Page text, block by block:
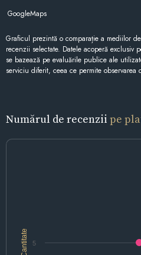
GoogleMaps
Graficul prezintă o comparație a mediilor
recenzii selectate. Datele acoperă exclusiv
se bazează pe evaluările publice ale
serviciu diferit, ceea ce permite
Numărul de recenzii pe
Cantitate 5